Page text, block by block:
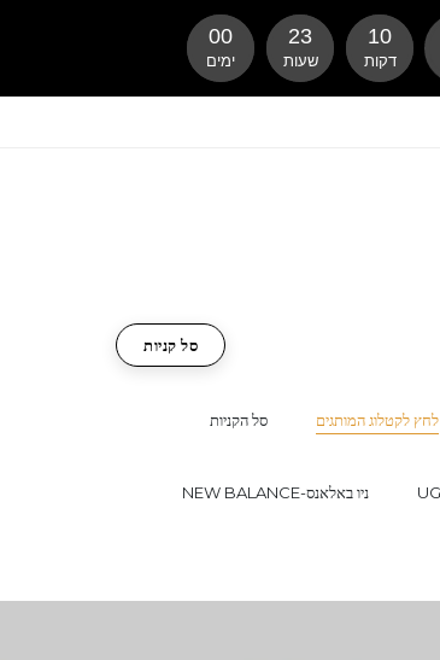
סל הקניות לחץ לקטלוג המותגים
NEW BALANCE-ניו באלאנס
סל קניות
00
ימים
23
שעות
10
דקות